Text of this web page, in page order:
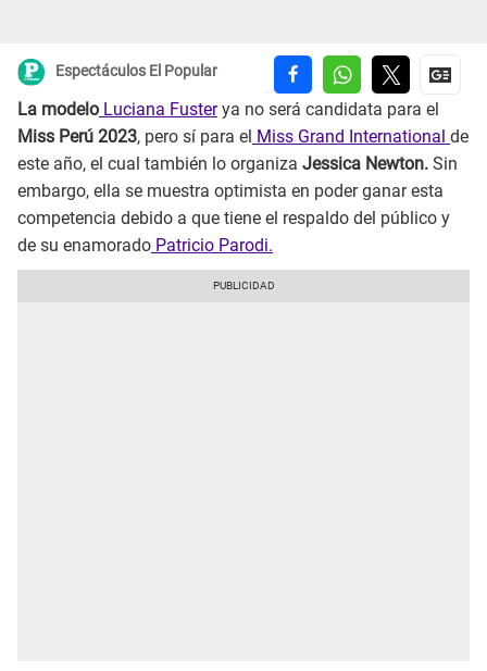
Espectáculos El Popular
La modelo Luciana Fusterya no será candidata para el
Miss Perú 2023, pero sí para el Miss Grand International de
este año, el cual también lo organiza Jessica Newton. Sin
embargo, ella se muestra optimista en poder ganar esta
competencia debido a que tiene el respaldo del público y
de su enamorado Patricio Parodi.